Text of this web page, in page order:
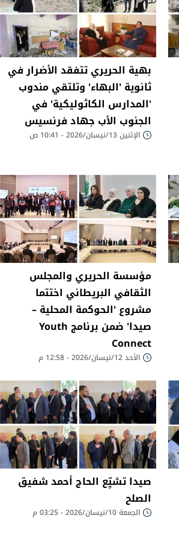
بهية الحريري تتفقد الأضرار في
ثانوية 'البهاء' وتلتقي مندوب
'المدارس الكاثوليكية' في
الجنوب الأب جهاد فرنسيس
الإثنين 13/نيسان/2026 - 10:41 ص
مؤسسة الحريري والمجلس
الثقافي البريطاني اختتما
مشروع 'الحوكمة المحلية –
صيدا' ضمن برنامج Youth
Connect
الأحد 12/نيسان/2026 - 12:58 م
صيدا تشيِّع الحاج أحمد شفيق
الصلح
الجمعة 10/نيسان/2026 - 03:25 م